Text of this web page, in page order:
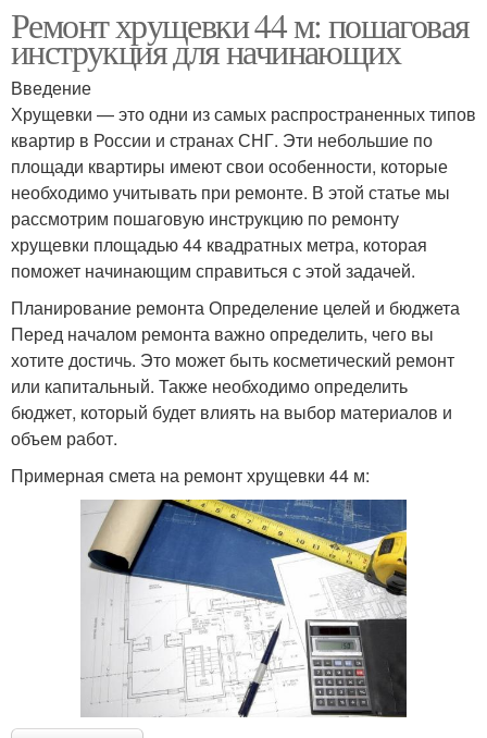
Ремонт хрущевки 44 м: пошаговая
инструкция для начинающих
Введение
Хрущевки — это одни из самых распространенных типов
квартир в России и странах СНГ. Эти небольшие по
площади квартиры имеют свои особенности, которые
необходимо учитывать при ремонте. В этой статье мы
рассмотрим пошаговую инструкцию по ремонту
хрущевки площадью 44 квадратных метра, которая
поможет начинающим справиться с этой задачей.
Планирование ремонта Определение целей и бюджета
Перед началом ремонта важно определить, чего вы
хотите достичь. Это может быть косметический ремонт
или капитальный. Также необходимо определить
бюджет, который будет влиять на выбор материалов и
объем работ.
Примерная смета на ремонт хрущевки 44 м: